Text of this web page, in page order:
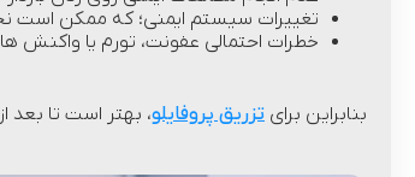
تغییرات سیستم ایمنی؛ که ممکن است
خطرات احتمالی عفونت، تورم یا واکنش
بنابراین برای تزریق پروفایلو، بهتر است تا بعد